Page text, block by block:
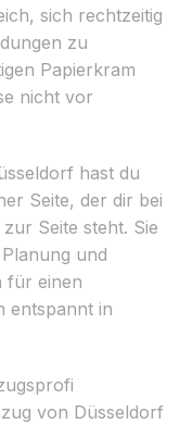
sich rechtzeitig
zu
Papierkram
nicht vor
hast du
Seite, der dir bei
Seite steht. Sie
und
für einen
entspannt in
von Düsseldorf